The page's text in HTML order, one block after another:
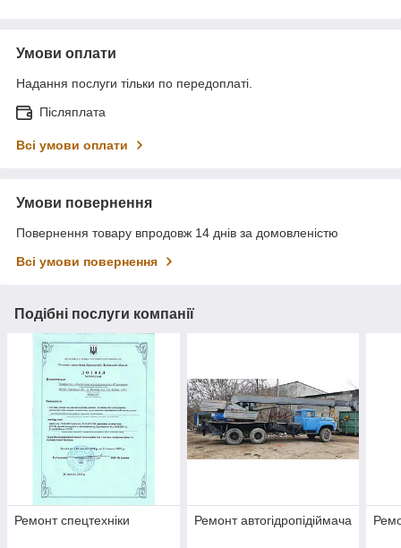
Умови оплати
Надання послуги тільки по передоплаті.
Післяплата
Всі умови оплати
Умови повернення
Повернення товару впродовж 14 днів за домовленістю
Всі умови повернення
Подібні послуги компанії
Ремонт спецтехніки Ремонт автогідропідіймача